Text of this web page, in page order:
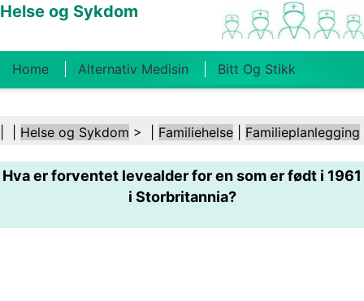
Helse og Sykdom
Home Alternativ Medisin Bitt Og Stikk
Kosthold Og Ernæring Familiehelse
Helsebransjen Psykisk Helse Folkehelse Og
Helse og Sykdom > | Familiehelse Familieplanlegging
Hva er forventet levealder for en som er født i 1961
i Storbritannia?